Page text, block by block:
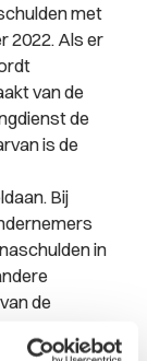
met
2022. Als er
van de
de
is de
Bij
in
de